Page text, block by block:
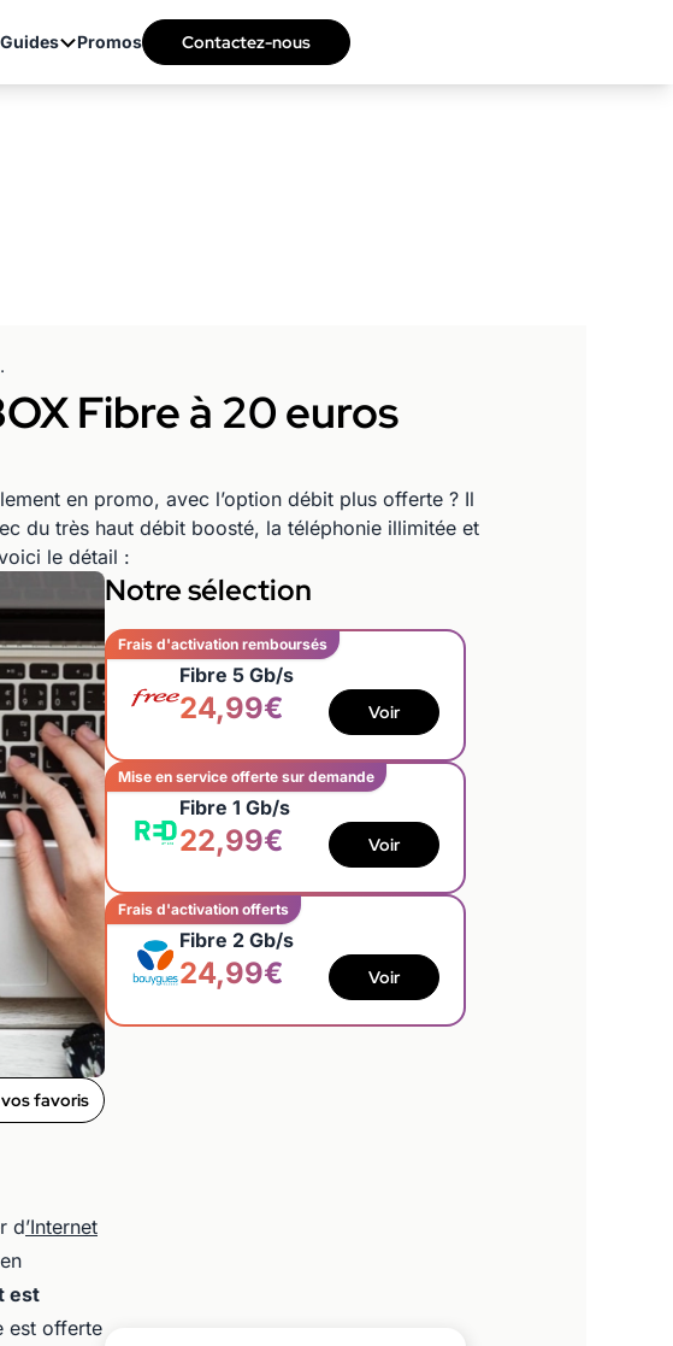
Promos Contactez-nous
débit plus offerte
Fibre à 20 euros
en promo, avec l’option débit plus offerte ? Il
du très haut débit boosté, la téléphonie illimitée et
le détail :
favoris
d’Internet
est
est offerte
Notre sélection
Frais d'activation remboursés
Fibre 5 Gb/s
24,99€ Voir
Mise en service offerte sur demande
Fibre 1 Gb/s
22,99€ Voir
Frais d'activation offerts
Fibre 2 Gb/s
24,99€ Voir